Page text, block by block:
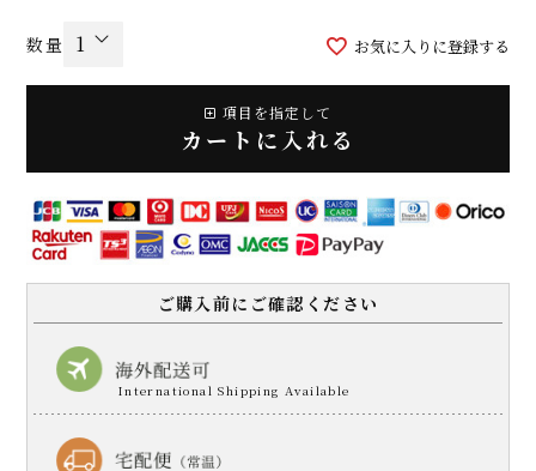
お気に入りに登録する
項目を指定して
カートに入れる
ご購入前にご確認ください